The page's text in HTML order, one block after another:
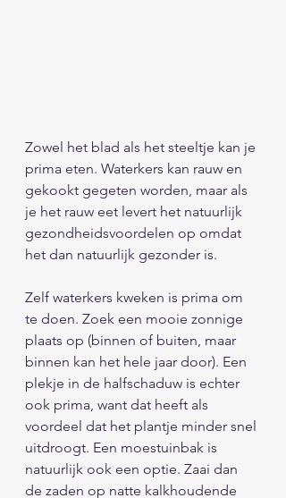
Zowel het blad als het steeltje kan je
prima eten. Waterkers kan rauw en
gekookt gegeten worden, maar als
je het rauw eet levert het natuurlijk
gezondheidsvoordelen op omdat
het dan natuurlijk gezonder is.
Zelf waterkers kweken is prima om
te doen. Zoek een mooie zonnige
plaats op (binnen of buiten, maar
binnen kan het hele jaar door). Een
plekje in de halfschaduw is echter
ook prima, want dat heeft als
voordeel dat het plantje minder snel
uitdroogt. Een moestuinbak is
natuurlijk ook een optie. Zaai dan
de zaden op natte kalkhoudende